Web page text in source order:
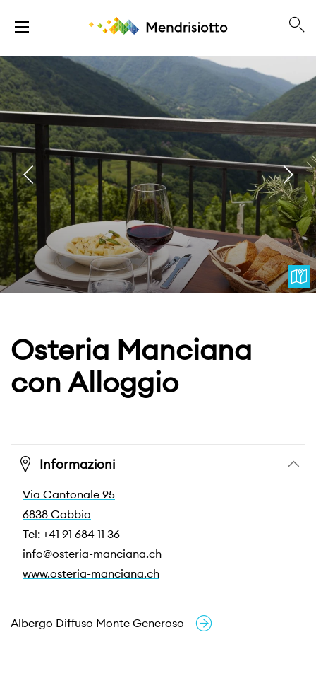
Osteria Manciana
con Alloggio
Informazioni
Via Cantonale 95
6838 Cabbio
Tel: +41 91 684 11 36
info@osteria-manciana.ch
www.osteria-manciana.ch
Albergo Diffuso Monte Generoso